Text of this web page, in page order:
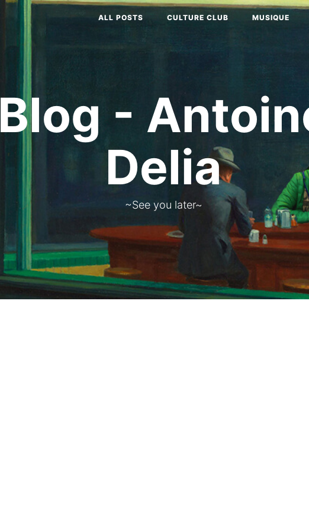
ALL POSTS CULTURE CLUB MUSIQUE
Blog -
Delia
~See you later~